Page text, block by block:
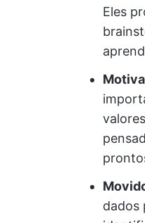
Eles
dados